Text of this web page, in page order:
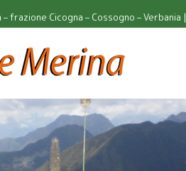
frazione Cicogna – Cossogno – Verbania |